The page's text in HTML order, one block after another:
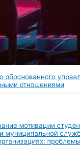
обоснованного
отношениями
мотивации
муниципальной